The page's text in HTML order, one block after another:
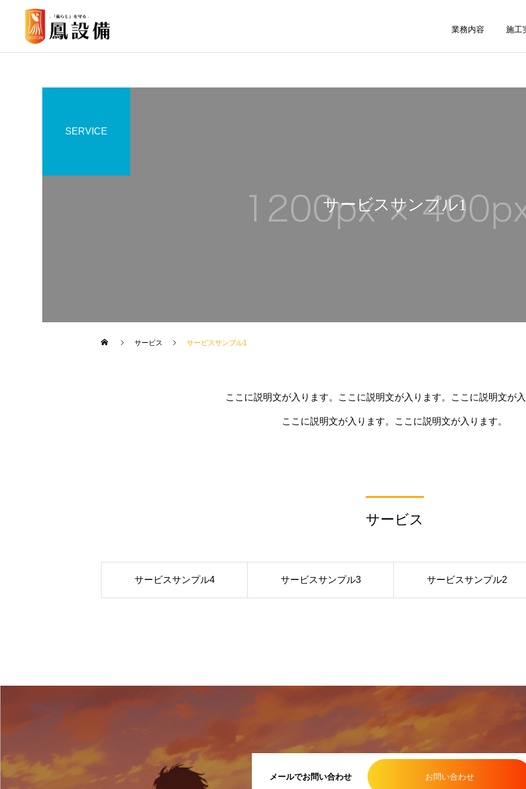
業務内容 施工
サービスサンプル1
SERVICE
サービス サービスサンプル1
ここに説明文が入ります。ここに説明文が入ります。ここに説明文が
ここに説明文が入ります。ここに説明文が入ります。
サービス
サービスサンプル4 サービスサンプル3 サービスサンプル2
メールでお問い合わせ お問い合わせ